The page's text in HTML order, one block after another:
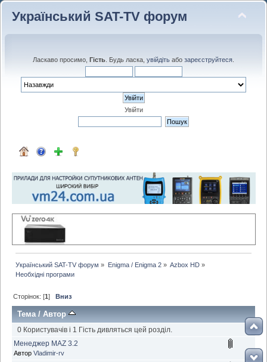
Український SAT-TV форум
Ласкаво просимо, Гість . Будь ласка, увійдіть або зареєструйтеся
Увійти
Український SAT-TV форум » Enigma / Enigma 2» Azbox HD»
Необхідні програми
Сторінок: [1]Вниз
Тема /Автор
0 Користувачів і 1 Гість дивляться цей розділ.
Менеджер MAZ 3.2
Автор Vladimir-rv